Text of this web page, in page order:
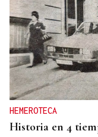
HEMEROTECA
Historia en 4